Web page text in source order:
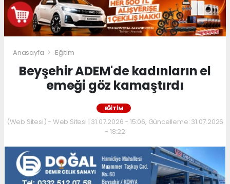
Anasayfa Eğitim
Beyşehir ADEM'de kadınların el
emeği göz kamaştırdı
EĞITIM
(Web Sitesi) - Web Sitesi | 31.07.2026 - 15:06, Güncelleme: 31.07.2026
- 18:22